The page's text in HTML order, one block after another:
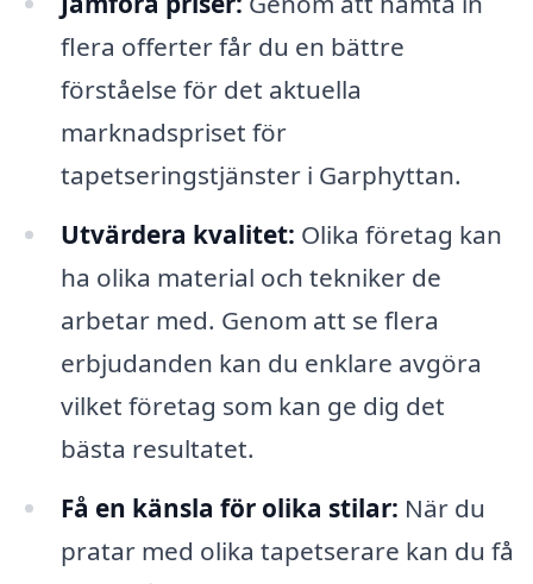
flera offerter får du en bättre
förståelse för det aktuella
marknadspriset för
tapetseringstjänster i Garphyttan.
Utvärdera kvalitet: Olika företag kan
ha olika material och tekniker de
arbetar med. Genom att se flera
erbjudanden kan du enklare avgöra
vilket företag som kan ge dig det
bästa resultatet.
Få en känsla för olika stilar: När du
pratar med olika tapetserare kan du få